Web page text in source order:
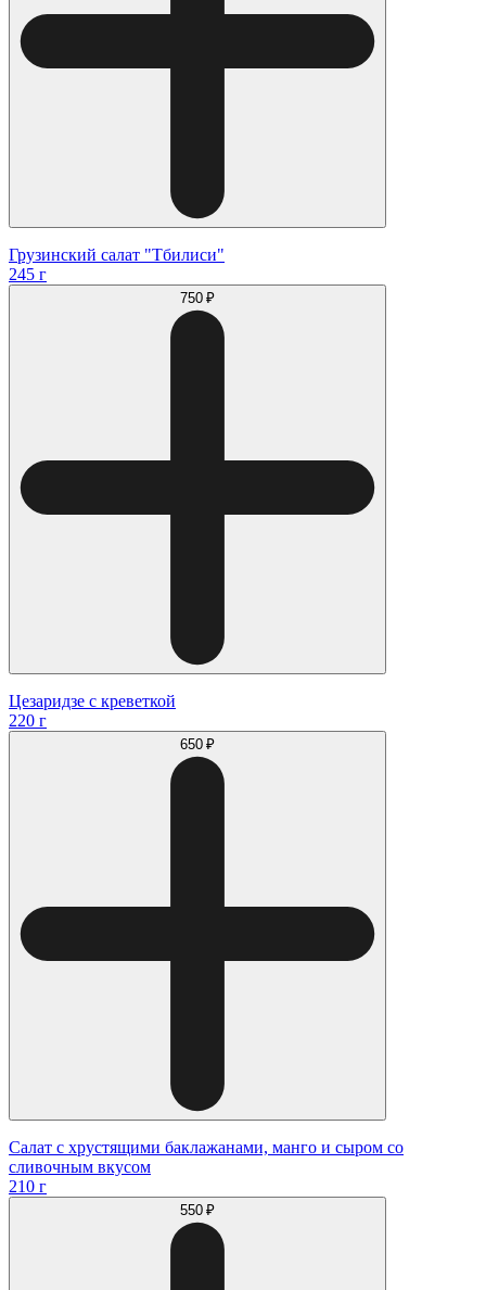
Грузинский салат "Тбилиси"
245 г
750 ₽
Цезаридзе с креветкой
220 г
650 ₽
Салат с хрустящими баклажанами, манго и сыром со
сливочным вкусом
210 г
550 ₽